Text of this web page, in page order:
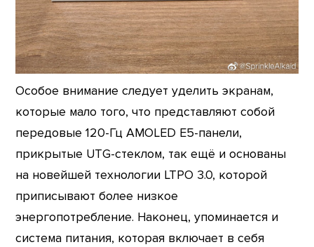
Особое внимание следует уделить экранам,
которые мало того, что представляют собой
передовые 120-Гц AMOLED E5-панели,
прикрытые UTG-стеклом, так ещё и основаны
на новейшей технологии LTPO 3.0, которой
приписывают более низкое
энергопотребление. Наконец, упоминается и
система питания, которая включает в себя